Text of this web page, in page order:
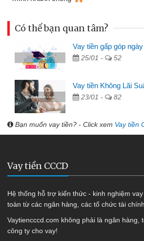
Có thể bạn quan tâm?
Vay tiền gấp góp ngày
25/01 - 52
Vay tiền Không Lãi
23/01 - 82
Bạn muốn vay tiền? - Click xem Vay tiền
Vay tiền CCCD
Hệ thống hỗ trợ kiến thức - kinh nghiệm
toàn từ các ngân hàng, các tổ chức tài
Vaytiencccd.com không phải là ngân hàng,
công ty cho vay!